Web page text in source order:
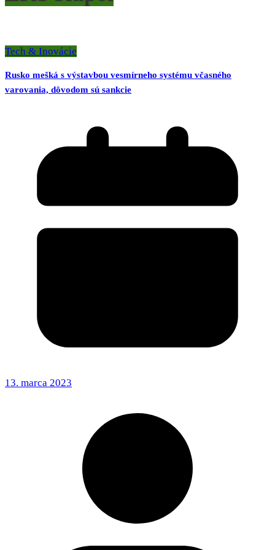
Tech & Inovácie
Rusko mešká s výstavbou vesmírneho systému včasného
varovania, dôvodom sú sankcie
13. marca 2023